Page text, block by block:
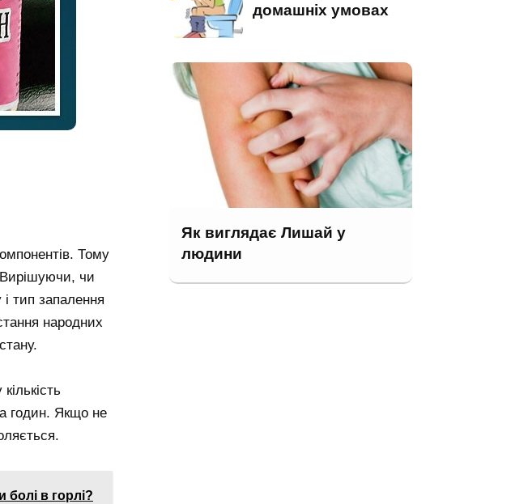
Тому
Вирішуючи, чи
тип запалення
народних
годин. Якщо не
болі в горлі?
домашніх умовах
Як виглядає Лишай у
людини